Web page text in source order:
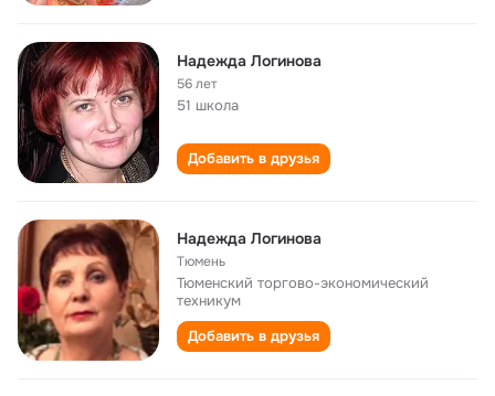
Надежда Логинова
56 лет
51 школа
Добавить в друзья
Надежда Логинова
Тюмень
Тюменский торгово-экономический
техникум
Добавить в друзья